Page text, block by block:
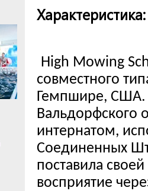
Характеристика:
High Mowing
совместного
Гемпшире, США.
Вальдорфского
интернатом,
Соединенных
поставила
восприятие